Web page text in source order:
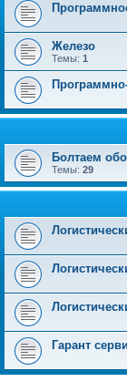
Железо
Темы: 1
Болтаем
Темы: 29
Гарант